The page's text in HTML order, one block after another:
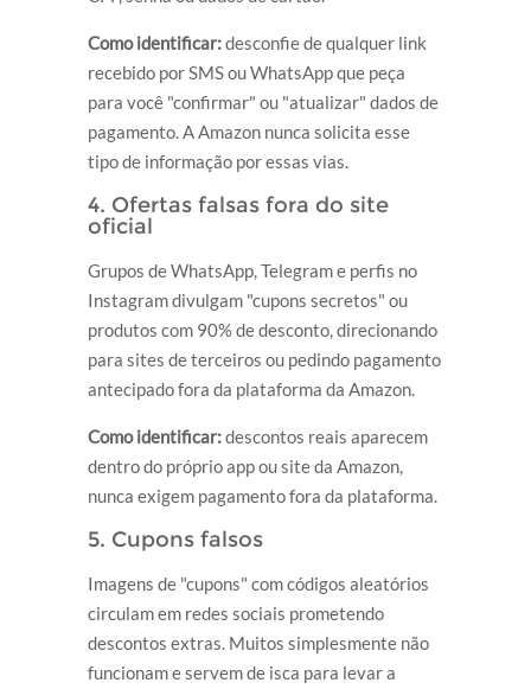
Como identificar:desconfie de qualquer link
recebido por SMS ou WhatsApp que peça
para você "confirmar" ou "atualizar" dados de
pagamento. A Amazon nunca solicita esse
tipo de informação por essas vias.
4. Ofertas falsas fora do site
oficial
Grupos de WhatsApp, Telegram e perfis no
Instagram divulgam "cupons secretos" ou
produtos com 90% de desconto, direcionando
para sites de terceiros ou pedindo pagamento
antecipado fora da plataforma da Amazon.
Como identificar:descontos reais aparecem
dentro do próprio app ou site da Amazon,
nunca exigem pagamento fora da plataforma.
5. Cupons falsos
Imagens de "cupons" com códigos aleatórios
circulam em redes sociais prometendo
descontos extras. Muitos simplesmente não
funcionam e servem de isca para levar a